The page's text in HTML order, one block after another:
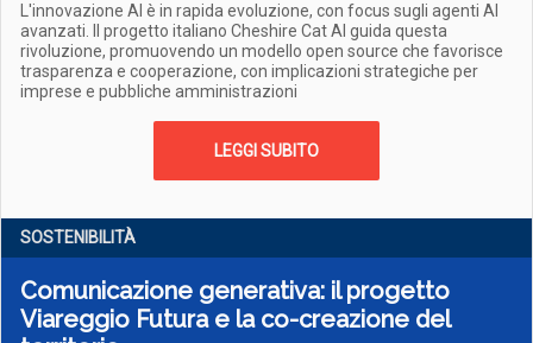
L'innovazione AI è in rapida evoluzione, con focus sugli agenti AI
avanzati. Il progetto italiano Cheshire Cat AI guida questa
rivoluzione, promuovendo un modello open source che favorisce
trasparenza e cooperazione, con implicazioni strategiche per
imprese e pubbliche amministrazioni
LEGGI SUBITO
SOSTENIBILITÀ
Comunicazione generativa: il progetto
Viareggio Futura e la co-creazione del